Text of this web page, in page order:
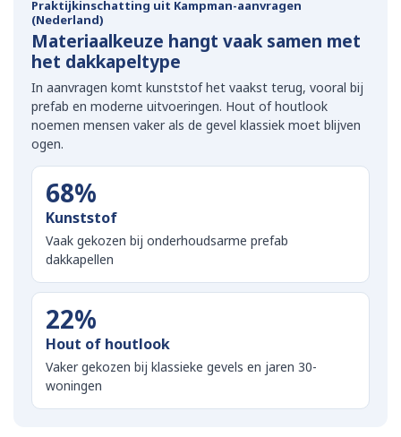
Praktijkinschatting uit Kampman-aanvragen
(Nederland)
Materiaalkeuze hangt vaak samen met
het dakkapeltype
In aanvragen komt kunststof het vaakst terug, vooral bij
prefab en moderne uitvoeringen. Hout of houtlook
noemen mensen vaker als de gevel klassiek moet blijven
ogen.
68%
Kunststof
Vaak gekozen bij onderhoudsarme prefab
dakkapellen
22%
Hout of houtlook
Vaker gekozen bij klassieke gevels en jaren 30-
woningen